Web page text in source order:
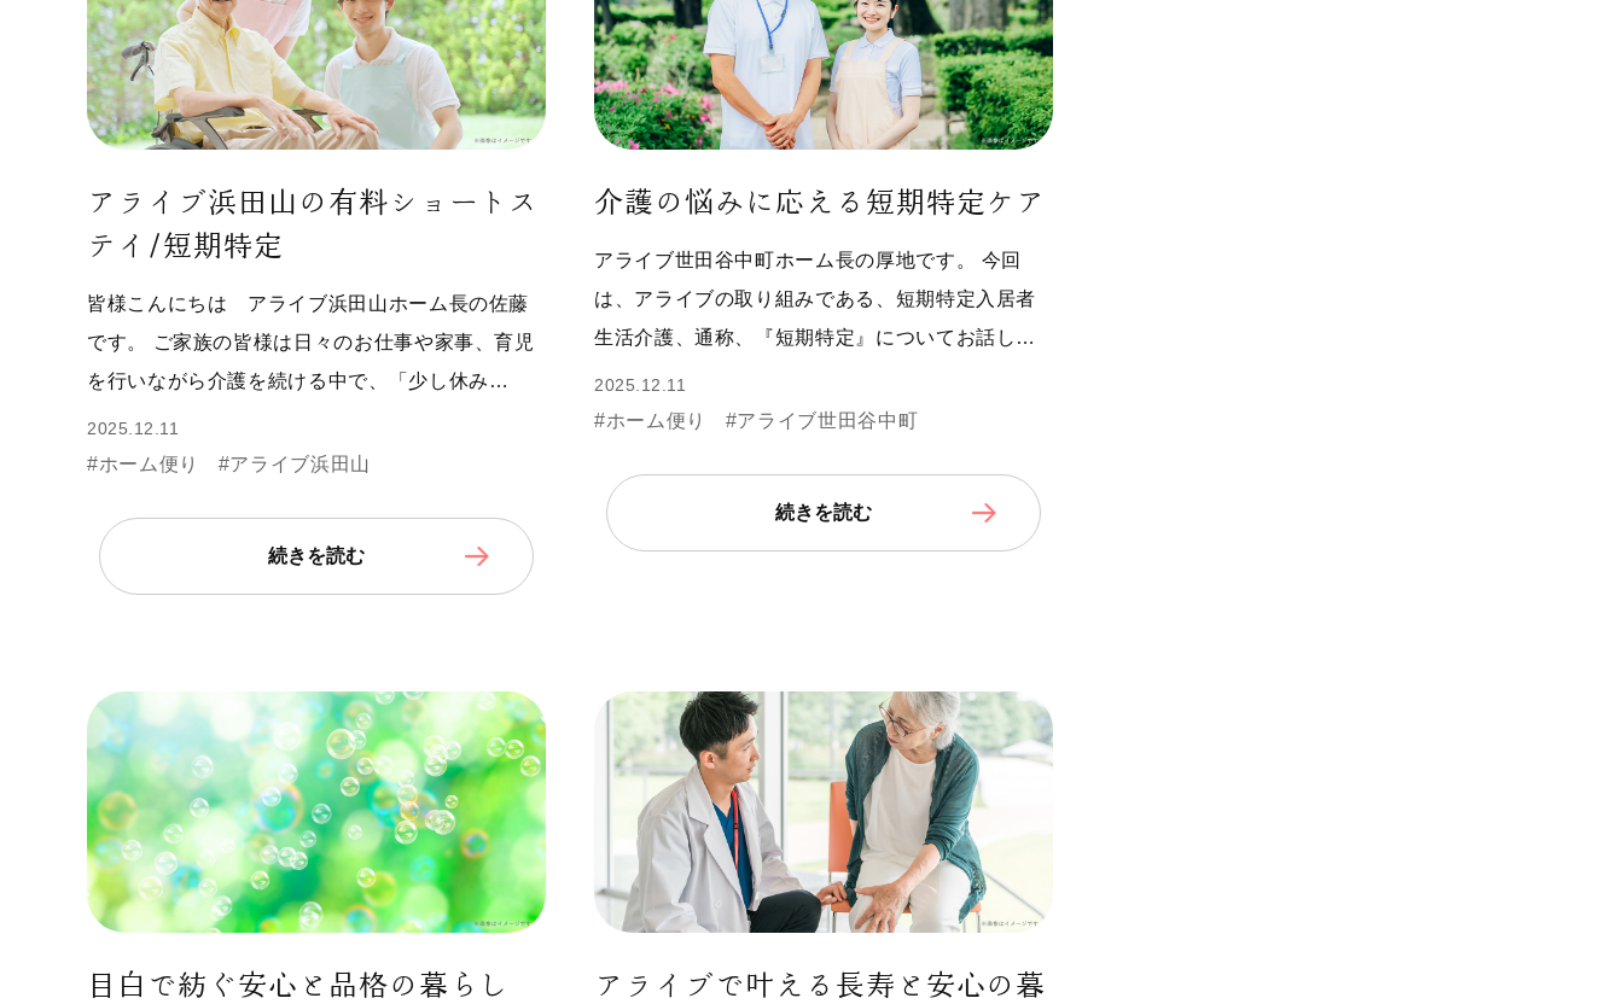
アライブ浜田山の有料ショートス
テイ/短期特定
皆様こんにちは アライブ浜田山ホーム長の佐藤
です。 ご家族の皆様は日々のお仕事や家事、育児
を行いながら介護を続ける中で、「少し休み…
2025.12.11
#ホーム便り #アライブ浜田山
続きを読む
介護の悩みに応える短期特定ケア
アライブ世田谷中町ホーム長の厚地です。 今回
は、アライブの取り組みである、短期特定入居者
生活介護、通称、『短期特定』についてお話し…
2025.12.11
#ホーム便り #アライブ世田谷中町
続きを読む
目白で紡ぐ安心と品格の暮らし
アライブで叶える長寿と安心の暮